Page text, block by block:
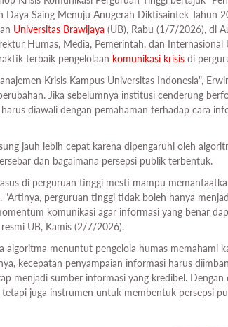
Daya Saing Menuju Anugerah Diktisaintek Tahun
Universitas Brawijaya (UB), Rabu (1/7/2026), di
Humas, Media, Pemerintah, dan Internasional
terbaik pengelolaan komunikasi krisis di
Krisis Kampus Universitas Indonesia",
Jika sebelumnya institusi cenderung
diawali dengan pemahaman terhadap cara
jauh lebih cepat karena dipengaruhi oleh
dan bagaimana persepsi publik terbentuk.
di perguruan tinggi mesti mampu
perguruan tinggi tidak boleh hanya
komunikasi agar informasi yang benar
UB, Kamis (2/7/2026).
algoritma menuntut pengelola humas memahami
kecepatan penyampaian informasi harus
menjadi sumber informasi yang kredibel. Dengan
juga instrumen untuk membentuk persepsi